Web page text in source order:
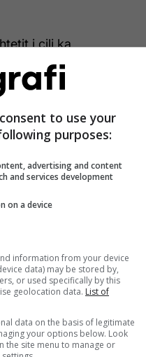
i cili ka
dhe rasti të
to use your
purposes:
advertising and content
and services development
on a device
information from your device
data) may be stored by,
or used specifically by this
geolocation data. List of
data on the basis of legitimate
your options below. Look
the site menu to manage or